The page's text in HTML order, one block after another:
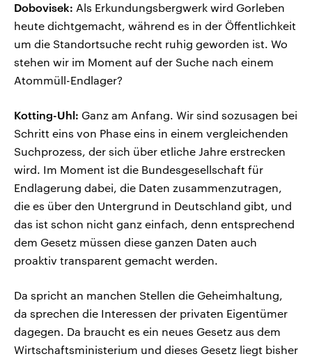
Dobovisek: Als Erkundungsbergwerk wird Gorleben
heute dichtgemacht, während es in der Öffentlichkeit
um die Standortsuche recht ruhig geworden ist. Wo
stehen wir im Moment auf der Suche nach einem
Atommüll-Endlager?
Kotting-Uhl: Ganz am Anfang. Wir sind sozusagen bei
Schritt eins von Phase eins in einem vergleichenden
Suchprozess, der sich über etliche Jahre erstrecken
wird. Im Moment ist die Bundesgesellschaft für
Endlagerung dabei, die Daten zusammenzutragen,
die es über den Untergrund in Deutschland gibt, und
das ist schon nicht ganz einfach, denn entsprechend
dem Gesetz müssen diese ganzen Daten auch
proaktiv transparent gemacht werden.
Da spricht an manchen Stellen die Geheimhaltung,
da sprechen die Interessen der privaten Eigentümer
dagegen. Da braucht es ein neues Gesetz aus dem
Wirtschaftsministerium und dieses Gesetz liegt bisher